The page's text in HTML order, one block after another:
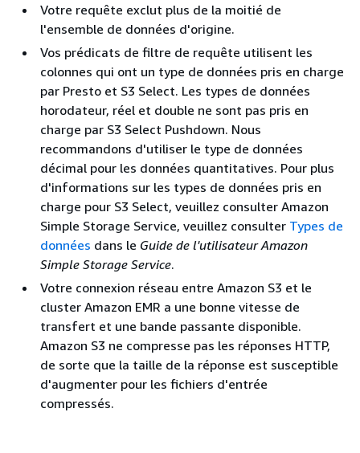
Votre requête exclut plus de la moitié de
l'ensemble de données d'origine.
Vos prédicats de filtre de requête utilisent les
colonnes qui ont un type de données pris en charge
par Presto et S3 Select. Les types de données
horodateur, réel et double ne sont pas pris en
charge par S3 Select Pushdown. Nous
recommandons d'utiliser le type de données
décimal pour les données quantitatives. Pour plus
d'informations sur les types de données pris en
charge pour S3 Select, veuillez consulter Amazon
Simple Storage Service, veuillez consulter Types de
données dans le Guide de l'utilisateur Amazon
Simple Storage Service.
Votre connexion réseau entre Amazon S3 et le
cluster Amazon EMR a une bonne vitesse de
transfert et une bande passante disponible.
Amazon S3 ne compresse pas les réponses HTTP,
de sorte que la taille de la réponse est susceptible
d'augmenter pour les fichiers d'entrée
compressés.